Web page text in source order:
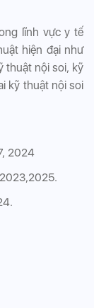
lĩnh vực y tế
hiện đại như
thuật nội soi, kỹ
kỹ thuật nội soi
2024